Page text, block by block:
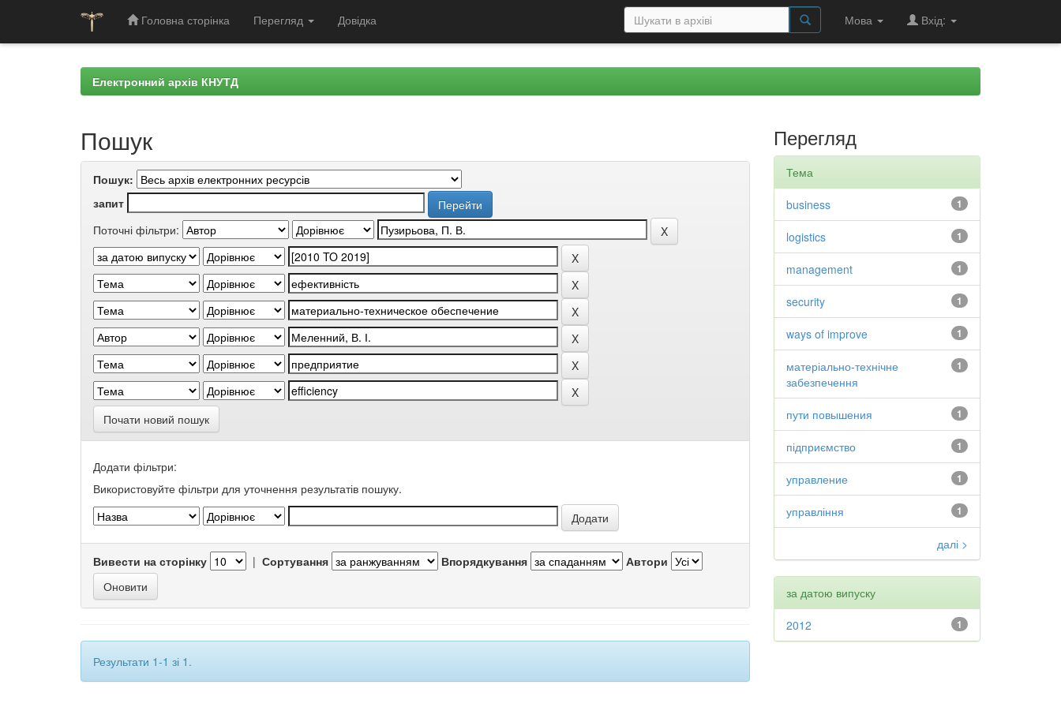
Головна сторінка Перегляд Довідка Мова Вхід:
Електронний архів КНУТД
Пошук
Пошук:
запит
Поточні фільтри:
Почати новий пошук
Додати фільтри:
Використовуйте фільтри для уточнення результатів пошуку.
Вивести на сторінку | Сортування Впорядкування Автори
Результати 1-1 зі 1.
Перегляд
Тема
1
business
1
logistics
1
management
1
security
1
ways of improve
1
матеріально-технічне
забезпечення
1
пути повышения
1
підприємство
1
управление
1
управління
далі >
за датою випуску
1
2012